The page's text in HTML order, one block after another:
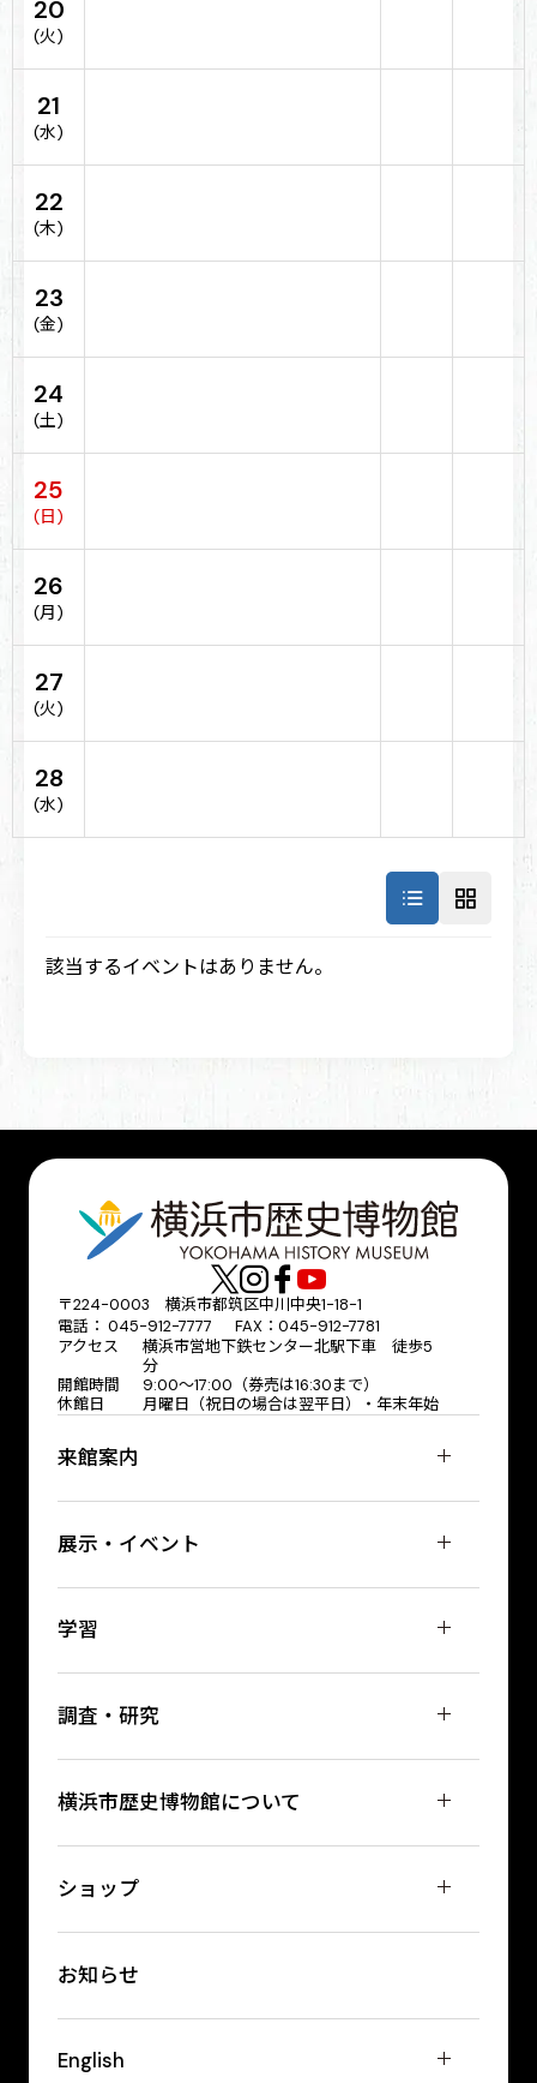
20
(火)
21
(水)
22
(木)
23
(金)
24
(土)
25
(日)
26
(月)
27
(火)
28
(水)
該当するイベントはありません。
〒224-0003 横浜市都筑区中川中央1-18-1
電話： 045-912-7777 FAX：045-912-7781
アクセス
横浜市営地下鉄センター北駅下車 徒歩5
分
開館時間
9:00〜17:00（券売は16:30まで）
休館日
月曜日（祝日の場合は翌平日）・年末年始
来館案内
展示・イベント
学習
調査・研究
横浜市歴史博物館について
ショップ
お知らせ
English